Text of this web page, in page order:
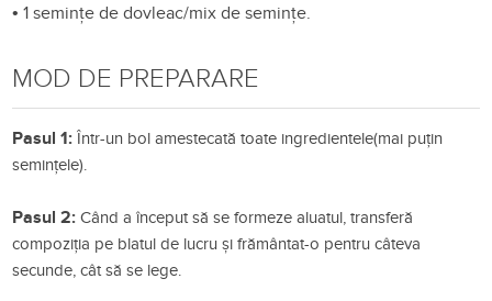
•1 semințe de dovleac/mix de semințe.
MOD DE PREPARARE
Pasul 1:Într-un bol amestecată toate ingredientele(mai puțin
semințele).
Pasul 2:Când a început să se formeze aluatul, transferă
compoziția pe blatul de lucru și frământat-o pentru câteva
secunde, cât să se lege.